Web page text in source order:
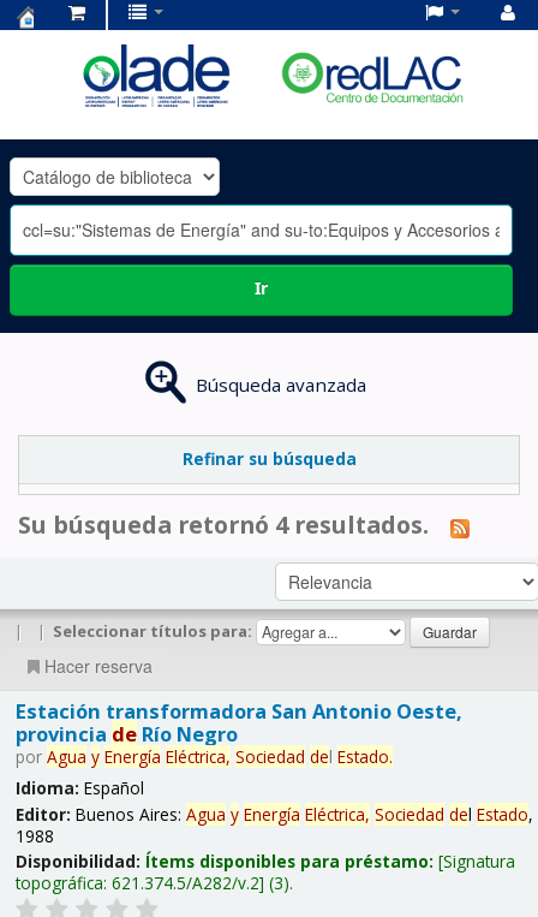
OLADE
-
Ir
Búsqueda avanzada
Refinar su búsqueda
Su búsqueda retornó 4 resultados.
| | Seleccionar títulos para:
Hacer reserva
Estación transformadora San Antonio Oeste,
provincia deRío Negro
por Agua y Energía Eléctrica, Sociedad del Estado.
Idioma: Español
Editor: Buenos Aires: Agua y Energía Eléctrica, Sociedad del Estado,
1988
Disponibilidad: Ítems disponibles para préstamo: Signatura
topográfica: 621.374.5/A282/v.2 (3).